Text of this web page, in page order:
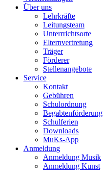
Über uns
Lehrkräfte
Leitungsteam
Unterrrichtsorte
Elternvertretung
Träger
Förderer
Stellenangebote
Service
Kontakt
Gebühren
Schulordnung
Begabtenförderung
Schulferien
Downloads
MuKs-App
Anmeldung
Anmeldung Musik
Anmeldung Kunst